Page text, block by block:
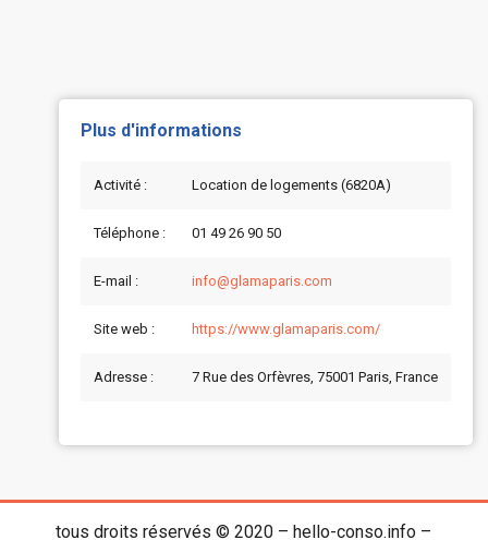
Plus d'informations
Activité : Location de logements (6820A)
Téléphone : 01 49 26 90 50
E-mail : info@glamaparis.com
Site web : https://www.glamaparis.com/
Adresse : 7 Rue des Orfèvres, 75001 Paris, France
tous droits réservés © 2020 – hello-conso.info –